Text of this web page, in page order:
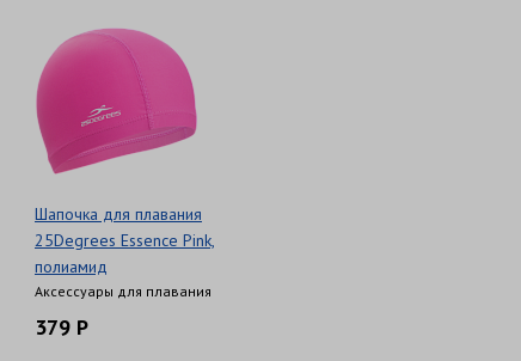
Шапочка для плавания
25Degrees Essence Pink,
полиамид
Аксессуары для плавания
379 Р